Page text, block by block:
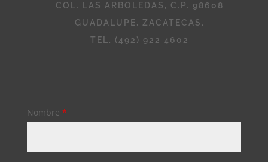
COL. LAS ARBOLEDAS, C.P. 98608
GUADALUPE, ZACATECAS.
TEL. (492) 922 4602
Nombre *